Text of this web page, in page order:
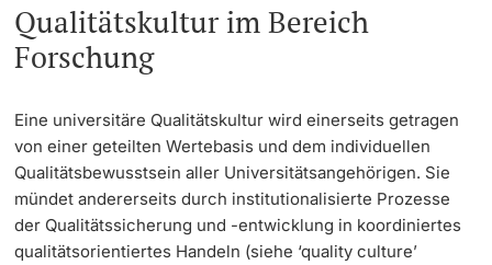
Qualitätskultur im Bereich
Forschung
Eine universitäre Qualitätskultur wird einerseits getragen
von einer geteilten Wertebasis und dem individuellen
Qualitätsbewusstsein aller Universitätsangehörigen. Sie
mündet andererseits durch institutionalisierte Prozesse
der Qualitätssicherung und -entwicklung in koordiniertes
qualitätsorientiertes Handeln (siehe ‘quality culture’